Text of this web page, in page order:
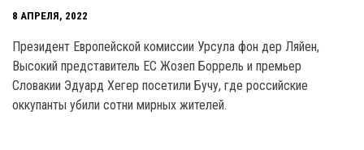
8 АПРЕЛЯ, 2022
Президент Европейской комиссии Урсула фон дер Ляйен,
Высокий представитель ЕС Жозеп Боррель и премьер
Словакии Эдуард Хегер посетили Бучу, где российские
оккупанты убили сотни мирных жителей.